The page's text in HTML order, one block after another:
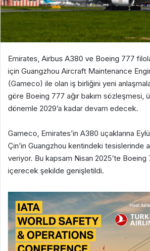
Emirates, Airbus A380 ve Boeing 777
için Guangzhou Aircraft Maintenance
(Gameco) ile olan iş birliğini yeni
göre Boeing 777 ağır bakım sözleşmesi,
dönemle 2029’a kadar devam edecek.
Gameco, Emirates’in A380 uçaklarına
Çin’in Guangzhou kentindeki tesislerinde
veriyor. Bu kapsam Nisan 2025’te
içerecek şekilde genişletildi.